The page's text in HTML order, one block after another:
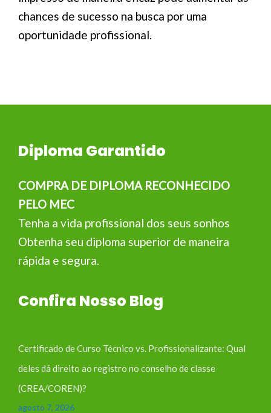
chances de sucesso na busca por uma
oportunidade profissional.
Diploma Garantido
COMPRA DE DIPLOMA RECONHECIDO
PELO MEC
Tenha a vida profissional dos seus sonhos
Obtenha seu diploma superior de maneira
rápida e segura.
Confira Nosso Blog
Certificado de Curso Técnico vs. Profissionalizante: Qual
deles dá direito ao registro no conselho de classe
(CREA/COREN)?
agosto 7, 2026